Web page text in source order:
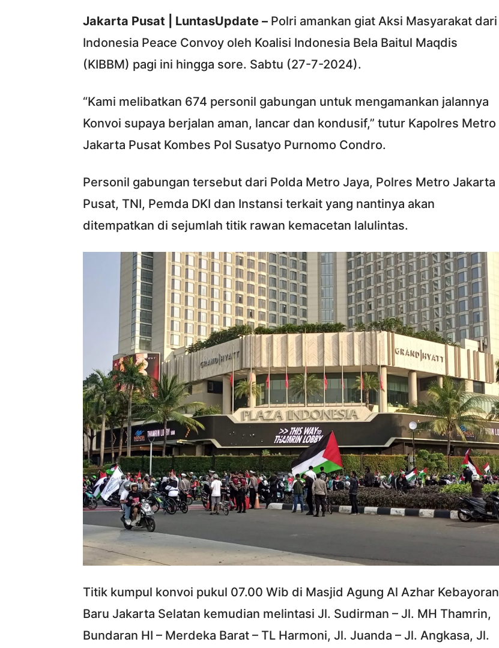
Jakarta Pusat | LuntasUpdate – Polri amankan giat Aksi Masyarakat dari
Indonesia Peace Convoy oleh Koalisi Indonesia Bela Baitul Maqdis
(KIBBM) pagi ini hingga sore. Sabtu (27-7-2024).
“Kami melibatkan 674 personil gabungan untuk mengamankan jalannya
Konvoi supaya berjalan aman, lancar dan kondusif,” tutur Kapolres Metro
Jakarta Pusat Kombes Pol Susatyo Purnomo Condro.
Personil gabungan tersebut dari Polda Metro Jaya, Polres Metro Jakarta
Pusat, TNI, Pemda DKI dan Instansi terkait yang nantinya akan
ditempatkan di sejumlah titik rawan kemacetan lalulintas.
Titik kumpul konvoi pukul 07.00 Wib di Masjid Agung Al Azhar Kebayoran
Baru Jakarta Selatan kemudian melintasi Jl. Sudirman – Jl. MH Thamrin,
Bundaran HI – Merdeka Barat – TL Harmoni, Jl. Juanda – Jl. Angkasa, Jl.